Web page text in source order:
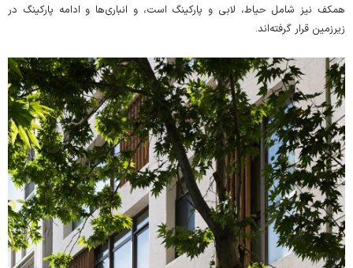
همکف نیز شامل حیاط، لابی و پارکینگ است، و انباری‌ها و ادامه پارکینگ در
زیرزمین قرار گرفته‌اند.